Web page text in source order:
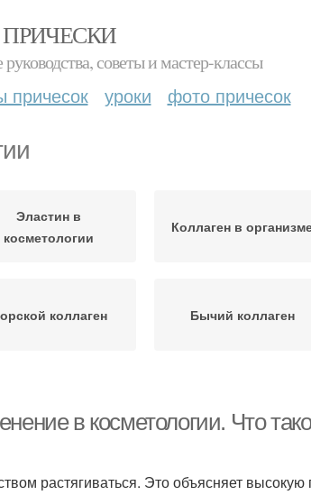
советы и мастер-классы
причесок уроки фото причесок
Эластин в
косметологии
Коллаген в
коллаген Бычий коллаген
в косметологии. Что
растягиваться. Это объясняет высокую